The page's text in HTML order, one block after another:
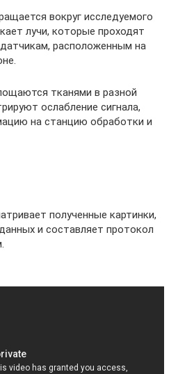
вокруг исследуемого
лучи, которые проходят
расположенным на
тканями в разной
ослабление сигнала,
на станцию обработки и
полученные картинки,
и составляет протокол